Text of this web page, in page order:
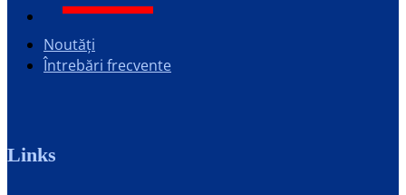
Noutăți
Întrebări frecvente
Links